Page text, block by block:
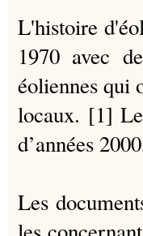
L'histoire
1970 avec
éoliennes qui
locaux. [1]
d’années
Les